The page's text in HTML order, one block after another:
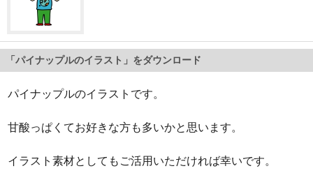
「パイナップルのイラスト」をダウンロード
パイナップルのイラストです。
甘酸っぱくてお好きな方も多いかと思います。
イラスト素材としてもご活用いただければ幸いです。